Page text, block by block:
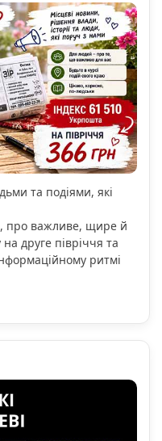
та подіями, які
про важливе, щире й
друге півріччя та
ритмі